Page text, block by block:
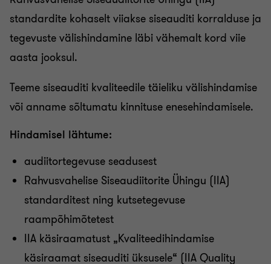
standardite kohaselt viiakse siseauditi korralduse ja
tegevuste välishindamine läbi vähemalt kord viie
aasta jooksul.
Teeme siseauditi kvaliteedile täieliku välishindamise
või anname sõltumatu kinnituse enesehindamisele.
Hindamisel lähtume:
audiitortegevuse seadusest
Rahvusvahelise Siseaudiitorite Ühingu (IIA)
standarditest ning kutsetegevuse
raampõhimõtetest
IIA käsiraamatust „Kvaliteedihindamise
käsiraamat siseauditi üksusele“ (IIA Quality